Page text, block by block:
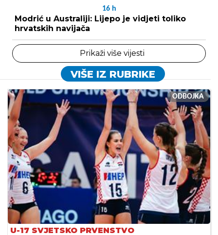
16 h
Modrić u Australiji: Lijepo je vidjeti toliko
hrvatskih navijača
Prikaži više vijesti
VIŠE IZ RUBRIKE
ODBOJKA
U-17 SVJETSKO PRVENSTVO